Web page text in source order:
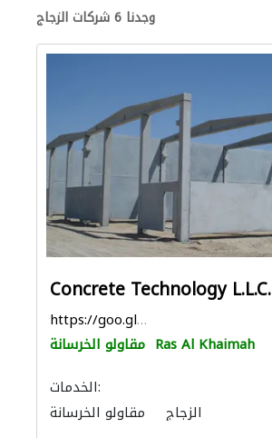
وجدنا 6 شركات الزجاج
Concrete Technology L.L.C.
https://goo.gl/maps/t8eSQAxGTSc7bDeQ8
مقاولو الخرسانة Ras Al Khaimah
الخدمات:
مقاولو الخرسانة
الزجاج